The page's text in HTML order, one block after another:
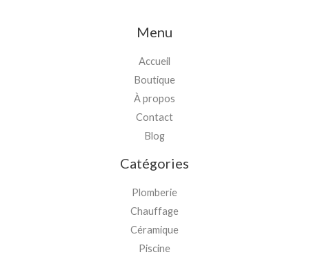
Menu
Accueil
Boutique
À propos
Contact
Blog
Catégories
Plomberie
Chauffage
Céramique
Piscine